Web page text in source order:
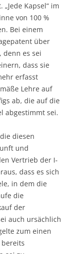
Kapsel“ im
von 100 %
Bei einem
über
denn es sei
dass sie
erfasst
Lehre auf
ab, die auf die
abgestimmt sei.
diesen
und
Vertrieb der I-
dass es sich
in dem die
die
der
auch ursächlich
zum einen